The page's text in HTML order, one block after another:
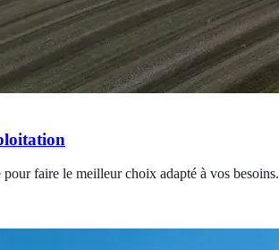
faire le meilleur choix adapté à vos besoins.